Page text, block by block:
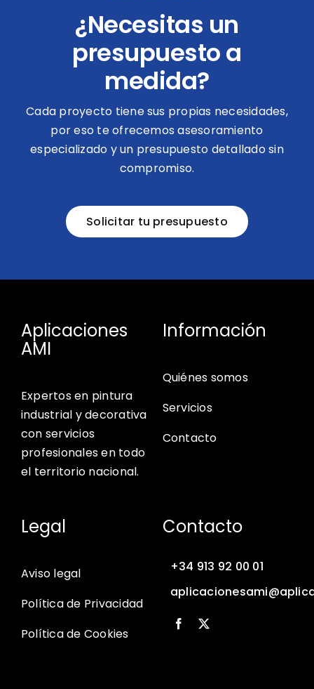
¿Necesitas un
presupuesto a
medida?
Cada proyecto tiene sus propias necesidades,
por eso te ofrecemos asesoramiento
especializado y un presupuesto detallado sin
compromiso.
Solicitar tu presupuesto
Aplicaciones
AMI
Expertos en pintura
industrial y decorativa
con servicios
profesionales en todo
el territorio nacional.
Información
Quiénes somos
Servicios
Contacto
Legal
Aviso legal
Política de Privacidad
Política de Cookies
Contacto
+34 913 92 00 01